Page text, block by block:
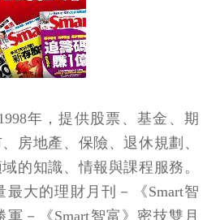
年，提供股票、基金、期
房地產、保險、退休規劃、
的知識、情報與課程服務。
大的理財月刊－《Smart智
－《Smart智富》密技雙月